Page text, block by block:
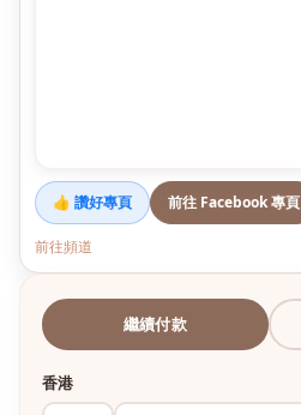
👍 讚好專頁 前往 Facebook 專頁
前往頻道
繼續付款
香港